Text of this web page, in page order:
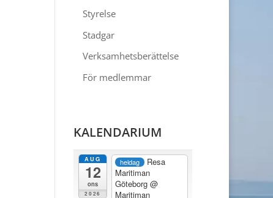
Styrelse
Stadgar
Verksamhetsberättelse
För medlemmar
KALENDARIUM
AUG
12
ons
2026
heldag
Resa
Maritiman
Göteborg@
Maritiman